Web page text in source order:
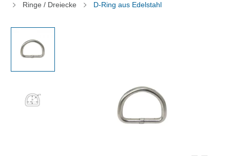
Ringe / Dreiecke
D-Ring aus Edelstahl